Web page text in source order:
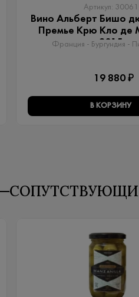
Артикул: 30061
Вино Альберт Бишо
Премье Крю Кло
2015
Франция - Бургундия -
19 880 ₽
В КОРЗИНУ